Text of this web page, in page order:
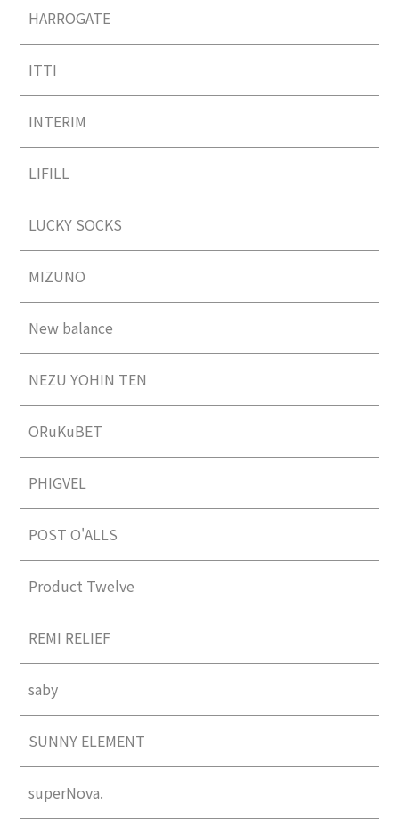
HARROGATE
ITTI
INTERIM
LIFILL
LUCKY SOCKS
MIZUNO
New balance
NEZU YOHIN TEN
ORuKuBET
PHIGVEL
POST O'ALLS
Product Twelve
REMI RELIEF
saby
SUNNY ELEMENT
superNova.